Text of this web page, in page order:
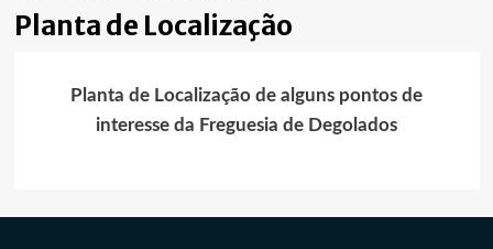
Planta de Localização
Planta de Localização de alguns pontos de
interesse da Freguesia de Degolados